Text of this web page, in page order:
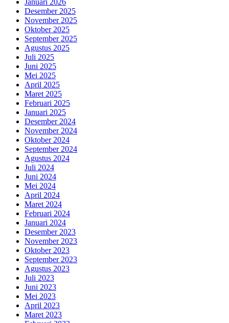
Januari 2026
Desember 2025
November 2025
Oktober 2025
September 2025
Agustus 2025
Juli 2025
Juni 2025
Mei 2025
April 2025
Maret 2025
Februari 2025
Januari 2025
Desember 2024
November 2024
Oktober 2024
September 2024
Agustus 2024
Juli 2024
Juni 2024
Mei 2024
April 2024
Maret 2024
Februari 2024
Januari 2024
Desember 2023
November 2023
Oktober 2023
September 2023
Agustus 2023
Juli 2023
Juni 2023
Mei 2023
April 2023
Maret 2023